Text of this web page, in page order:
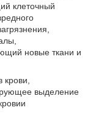
клеточный
новые ткани и
выделение